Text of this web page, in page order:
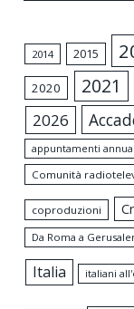
2014 2015
2020 2021
2026
appuntamenti
Comunità
coproduzioni
Da Roma a
Italia italiani